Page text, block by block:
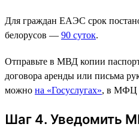
Для граждан ЕАЭС срок
белорусов — 90 суток.
Отправьте в МВД копии
договора аренды или письма
можно на «Госуслугах», в МФЦ
Шаг 4. Уведомить